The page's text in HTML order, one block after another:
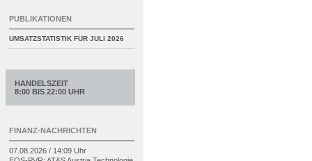
PUBLIKATIONEN
UMSATZSTATISTIK FÜR JULI 2026
HANDELSZEIT
8:00 BIS 22:00 UHR
FINANZ-NACHRICHTEN
07.08.2026 / 14:09 Uhr